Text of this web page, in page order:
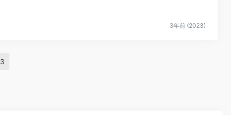
3年前 (2023)